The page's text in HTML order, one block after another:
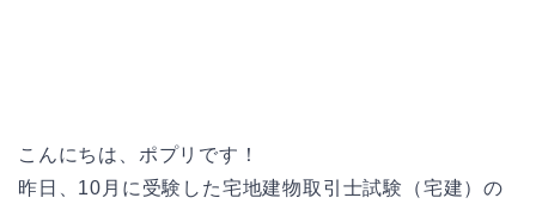
こんにちは、ポプリです！
昨日、10月に受験した宅地建物取引士試験（宅建）の